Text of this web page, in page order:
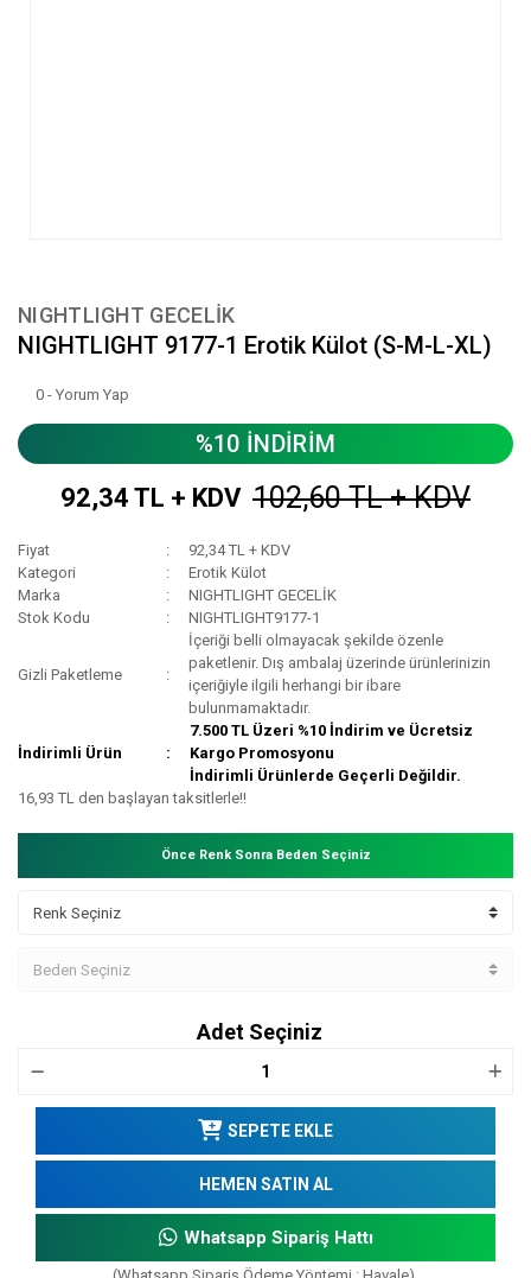
NIGHTLIGHT GECELİK
NIGHTLIGHT 9177-1 Erotik Külot (S-M-L-XL)
0 - Yorum Yap
%10 İNDİRİM
92,34 TL + KDV 102,60 TL + KDV
Fiyat
92,34 TL + KDV
Kategori
Erotik Külot
Marka
NIGHTLIGHT GECELİK
Stok Kodu
NIGHTLIGHT9177-1
Gizli Paketleme
İçeriği belli olmayacak şekilde özenle
paketlenir. Dış ambalaj üzerinde ürünlerinizin
içeriğiyle ilgili herhangi bir ibare
bulunmamaktadır.
İndirimli Ürün
7.500 TL Üzeri %10 İndirim ve Ücretsiz
Kargo Promosyonu
İndirimli Ürünlerde Geçerli Değildir.
16,93 TL den başlayan taksitlerle!!
Önce Renk Sonra Beden Seçiniz
Adet Seçiniz
SEPETE EKLE
HEMEN SATIN AL
Whatsapp Sipariş Hattı